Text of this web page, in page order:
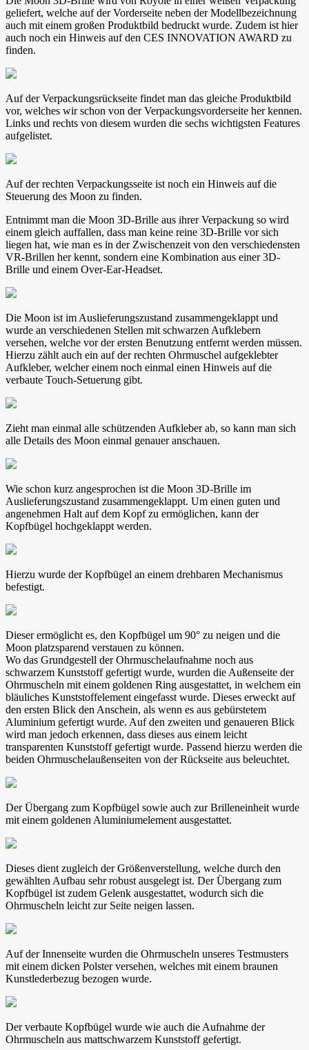
geliefert, welche auf der Vorderseite neben der Modellbezeichnung
auch mit einem großen Produktbild bedruckt wurde. Zudem ist hier
auch noch ein Hinweis auf den CES INNOVATION AWARD zu
finden.
Auf der Verpackungsrückseite findet man das gleiche Produktbild
vor, welches wir schon von der Verpackungsvorderseite her kennen.
Links und rechts von diesem wurden die sechs wichtigsten Features
aufgelistet.
Auf der rechten Verpackungsseite ist noch ein Hinweis auf die
Steuerung des Moon zu finden.
Entnimmt man die Moon 3D-Brille aus ihrer Verpackung so wird
einem gleich auffallen, dass man keine reine 3D-Brille vor sich
liegen hat, wie man es in der Zwischenzeit von den verschiedensten
VR-Brillen her kennt, sondern eine Kombination aus einer 3D-
Brille und einem Over-Ear-Headset.
Die Moon ist im Auslieferungszustand zusammengeklappt und
wurde an verschiedenen Stellen mit schwarzen Aufklebern
versehen, welche vor der ersten Benutzung entfernt werden müssen.
Hierzu zählt auch ein auf der rechten Ohrmuschel aufgeklebter
Aufkleber, welcher einem noch einmal einen Hinweis auf die
verbaute Touch-Setuerung gibt.
Zieht man einmal alle schützenden Aufkleber ab, so kann man sich
alle Details des Moon einmal genauer anschauen.
Wie schon kurz angesprochen ist die Moon 3D-Brille im
Auslieferungszustand zusammengeklappt. Um einen guten und
angenehmen Halt auf dem Kopf zu ermöglichen, kann der
Kopfbügel hochgeklappt werden.
Hierzu wurde der Kopfbügel an einem drehbaren Mechanismus
befestigt.
Dieser ermöglicht es, den Kopfbügel um 90° zu neigen und die
Moon platzsparend verstauen zu können.
Wo das Grundgestell der Ohrmuschelaufnahme noch aus
schwarzem Kunststoff gefertigt wurde, wurden die Außenseite der
Ohrmuscheln mit einem goldenen Ring ausgestattet, in welchem ein
bläuliches Kunststoffelement eingefasst wurde. Dieses erweckt auf
den ersten Blick den Anschein, als wenn es aus gebürstetem
Aluminium gefertigt wurde. Auf den zweiten und genaueren Blick
wird man jedoch erkennen, dass dieses aus einem leicht
transparenten Kunststoff gefertigt wurde. Passend hierzu werden die
beiden Ohrmuschelaußenseiten von der Rückseite aus beleuchtet.
Der Übergang zum Kopfbügel sowie auch zur Brilleneinheit wurde
mit einem goldenen Aluminiumelement ausgestattet.
Dieses dient zugleich der Größenverstellung, welche durch den
gewählten Aufbau sehr robust ausgelegt ist. Der Übergang zum
Kopfbügel ist zudem Gelenk ausgestattet, wodurch sich die
Ohrmuscheln leicht zur Seite neigen lassen.
Auf der Innenseite wurden die Ohrmuscheln unseres Testmusters
mit einem dicken Polster versehen, welches mit einem braunen
Kunstlederbezug bezogen wurde.
Der verbaute Kopfbügel wurde wie auch die Aufnahme der
Ohrmuscheln aus mattschwarzem Kunststoff gefertigt.